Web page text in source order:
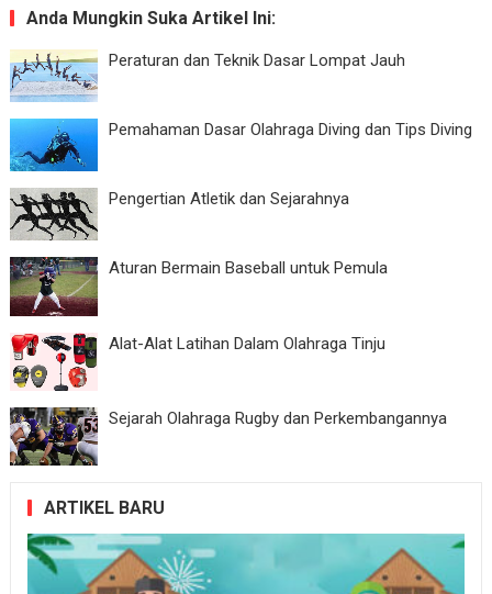
Anda Mungkin Suka Artikel Ini:
Peraturan dan Teknik Dasar Lompat Jauh
Pemahaman Dasar Olahraga Diving dan Tips Diving
Pengertian Atletik dan Sejarahnya
Aturan Bermain Baseball untuk Pemula
Alat-Alat Latihan Dalam Olahraga Tinju
Sejarah Olahraga Rugby dan Perkembangannya
ARTIKEL BARU